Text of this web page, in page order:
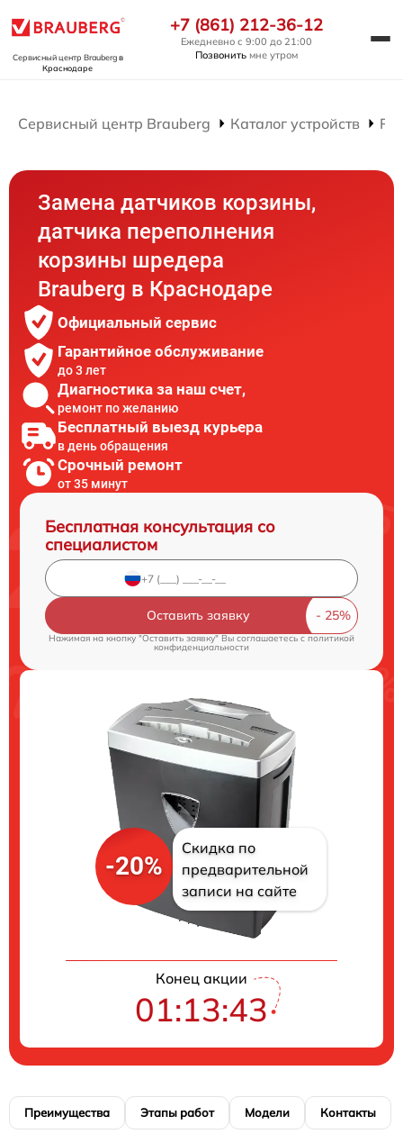
Сервисный центр Braubergв
Краснодаре
+7 (861) 212-36-12
Ежедневно с 9:00 до 21:00
Позвонить мне утром
Сервисный центр Brauberg Каталог устройств
Замена датчиков корзины,
датчика переполнения
корзины шредера
Brauberg в Краснодаре
Официальный сервис
Гарантийное обслуживание
до 3 лет
Диагностика за наш счет,
ремонт по желанию
Бесплатный выезд курьера
в день обращения
Срочный ремонт
от 35 минут
Бесплатная консультация со
специалистом
Оставить заявку
Нажимая на кнопку "Оставить заявку" Вы соглашаетесь c политикой
конфиденциальности
-20%
Скидка по
предварительной
записи на сайте
Конец акции
01:13:43
Преимущества Этапы работ Модели Контакты